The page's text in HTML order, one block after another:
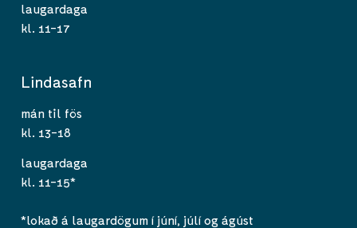
laugardaga
kl. 11-17
Lindasafn
mán til fös
kl. 13-18
laugardaga
kl. 11-15*
*lokað á laugardögum í júní, júlí og ágúst